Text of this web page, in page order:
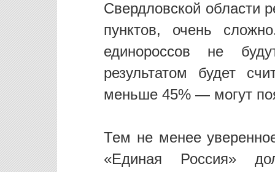
Свердловской области
пунктов, очень
единороссов не
результатом будет
меньше 45% — могут
Тем не менее
«Единая Россия»